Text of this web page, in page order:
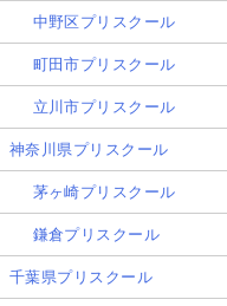
中野区プリスクール
町田市プリスクール
立川市プリスクール
神奈川県プリスクール
茅ヶ崎プリスクール
鎌倉プリスクール
千葉県プリスクール